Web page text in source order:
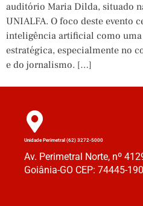
auditório Maria Dilda, situado
UNIALFA. O foco deste evento
inteligência artificial como
estratégica, especialmente no
e do jornalismo. […]
Unidade Perimetral (62) 3272-5000
Av. Perimetral Norte, nº
Goiânia-GO CEP: 74445-